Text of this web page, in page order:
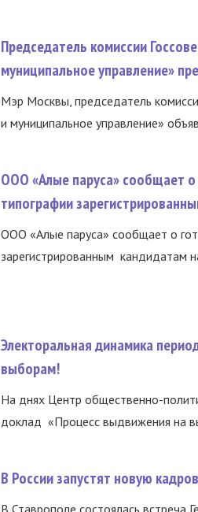
Председатель комиссии
муниципальное управление»
Мэр Москвы, председатель
и муниципальное управление»
ООО «Алые паруса» сообщает о
типографии
ООО «Алые паруса» сообщает о
зарегистрированным кандидатам
Электоральная динамика
выборам!
На днях Центр общественно-
доклад «Процесс выдвижения на
В России запустят новую
В Ставрополе состоялась встреча